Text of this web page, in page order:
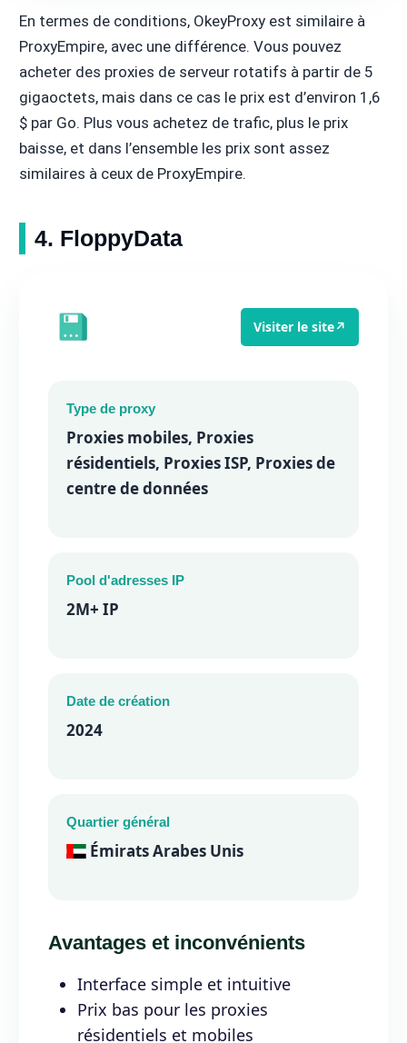
En termes de conditions, OkeyProxy est similaire à
ProxyEmpire, avec une différence. Vous pouvez
acheter des proxies de serveur rotatifs à partir de 5
gigaoctets, mais dans ce cas le prix est d’environ 1,6
$ par Go. Plus vous achetez de trafic, plus le prix
baisse, et dans l’ensemble les prix sont assez
similaires à ceux de ProxyEmpire.
4. FloppyData
Visiter le site↗
Type de proxy
Proxies mobiles, Proxies
résidentiels, Proxies ISP, Proxies de
centre de données
Pool d'adresses IP
2M+ IP
Date de création
2024
Quartier général
Émirats Arabes Unis
Avantages et inconvénients
Interface simple et intuitive
Prix bas pour les proxies
résidentiels et mobiles